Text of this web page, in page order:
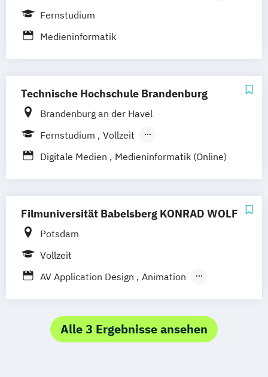
Hildesheim
Fernstudium
Medieninformatik
Technische Hochschule Brandenburg
Brandenburg an der Havel
Fernstudium
Vollzeit
Berufsbegleitendes Präsenzstudium
Digitale Medien Medieninformatik (Online)
Filmuniversität Babelsberg KONRAD WOLF
Potsdam
Vollzeit
AV Application Design
Animation
Cinematography (Meisterschüler)
Creative Technologies (C-Tech) Design
Alle 3 Ergebnisse ansehen